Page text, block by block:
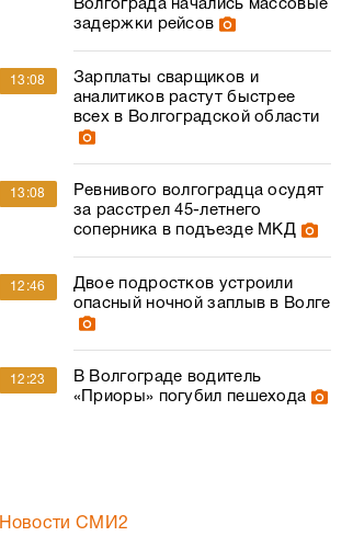
Волгограда начались массовые
задержки рейсов
13:08
Зарплаты сварщиков и
аналитиков растут быстрее
всех в Волгоградской области
13:08
Ревнивого волгоградца осудят
за расстрел 45-летнего
соперника в подъезде МКД
12:46
Двое подростков устроили
опасный ночной заплыв в Волге
12:23
В Волгограде водитель
«Приоры» погубил пешехода
Новости СМИ2